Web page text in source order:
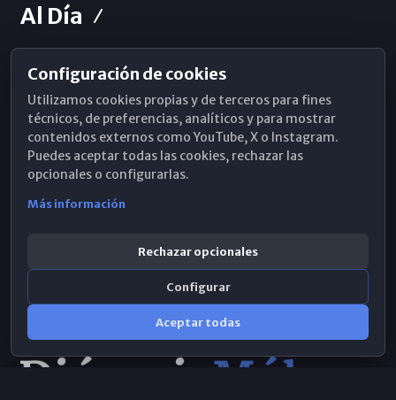
Al Día
Horarios de Misa
Hemeroteca
WhatsApp
Configuración de cookies
Utilizamos cookies propias y de terceros para fines
técnicos, de preferencias, analíticos y para mostrar
contenidos externos como YouTube, X o Instagram.
Puedes aceptar todas las cookies, rechazar las
opcionales o configurarlas.
Más información
Rechazar opcionales
Configurar
Aceptar todas